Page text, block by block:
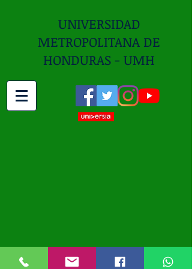
UNIVERSIDAD
METROPOLITANA DE
HONDURAS - UMH